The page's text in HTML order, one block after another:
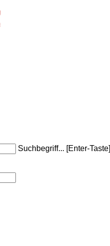
Suchbegriff... [Enter-Taste]